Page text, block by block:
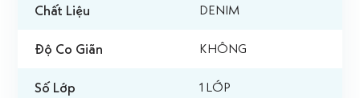
Chất Liệu DENIM
Độ Co Giãn KHÔNG
Số Lớp 1 LỚP